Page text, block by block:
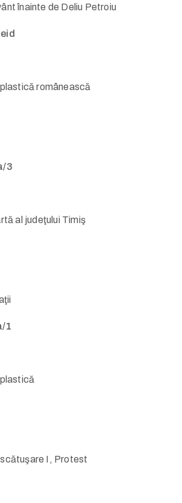
înainte de Deliu Petroiu
românească
3
al judeţului Timiş
1
I, Protest